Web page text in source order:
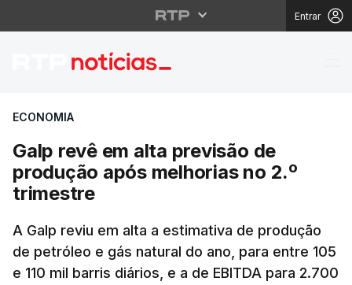
Entrar
Galp revê em alta
ECONOMIA
Galp revê em alta previsão de
produção após melhorias no 2.º
trimestre
A Galp reviu em alta a estimativa de produção
de petróleo e gás natural do ano, para entre 105
e 110 mil barris diários, e a de EBITDA para 2.700